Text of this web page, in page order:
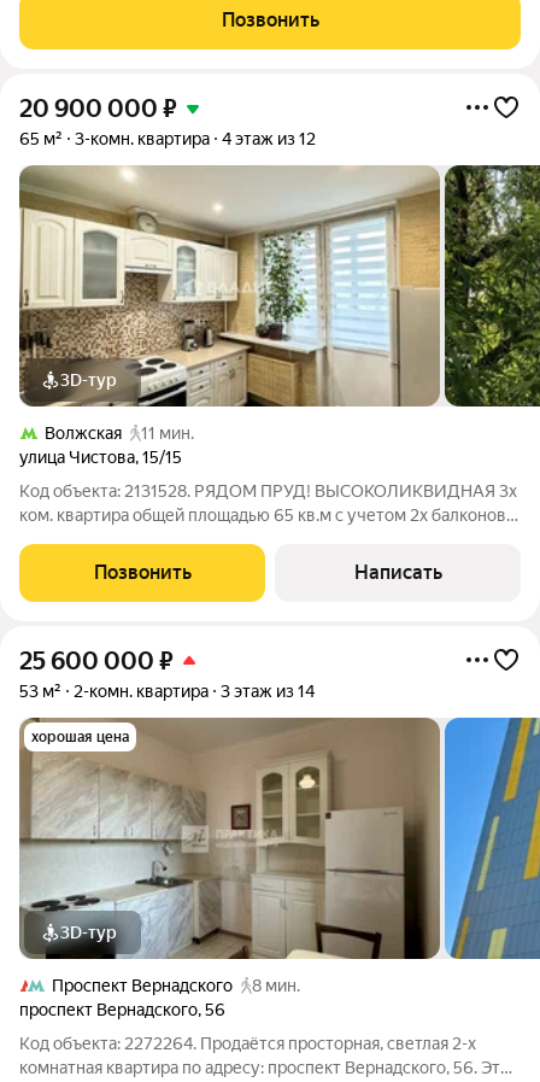
юго - западе Москвы. Станция метро в 10 минутах пешком.
Удобная планировка:
Позвонить
20 900 000 ₽
65 м² 3-комн. квартира 4 этаж из 12
3D-тур
Волжская
11 мин.
улица Чистова,15/15
Код объекта: 2131528. РЯДОМ ПРУД! ВЫСОКОЛИКВИДНАЯ 3х
ком. квартира общей площадью 65 кв.м с учетом 2х балконов
дружной семьи на удобном 4 этаже в живописном районе
Москвы. ДОКУМЕНТЫ: -2 взрослых
Позвонить Написать
25 600 000 ₽
53 м² 2-комн. квартира 3 этаж из 14
хорошая цена
3D-тур
Проспект Вернадского
8 мин.
проспект Вернадского,56
Код объекта: 2272264. Продаётся просторная, светлая 2-х
комнатная квартира по адресу: проспект Вернадского, 56. Это